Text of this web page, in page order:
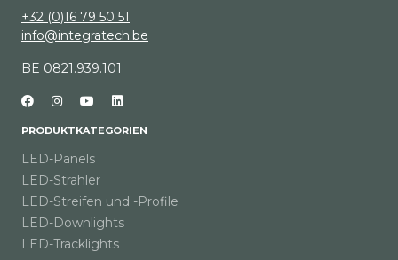
+32 (0)16 79 50 51
info@integratech.be
BE 0821.939.101
PRODUKTKATEGORIEN
LED-Panels
LED-Strahler
LED-Streifen und -Profile
LED-Downlights
LED-Tracklights